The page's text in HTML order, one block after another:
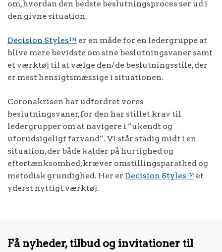
om, hvordan den bedste beslutningsproces ser ud i
den givne situation.
Decision Styles™ er en måde for en ledergruppe at
blive mere bevidste om sine beslutningsvaner samt
et værktøj til at vælge den/de beslutningsstile, der
er mest hensigtsmæssige i situationen.
Coronakrisen har udfordret vores
beslutningsvaner, for den har stillet krav til
ledergrupper om at navigere i ”ukendt og
uforudsigeligt farvand”. Vi står stadig midt i en
situation, der både kalder på hurtighed og
eftertænksomhed, kræver omstillingsparathed og
metodisk grundighed. Her er Decision Styles™ et
yderst nyttigt værktøj.
Få nyheder, tilbud og invitationer til